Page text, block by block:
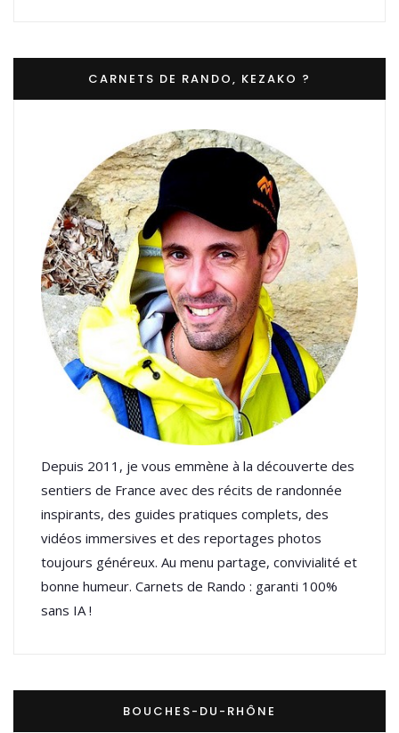
CARNETS DE RANDO, KEZAKO ?
Depuis 2011, je vous emmène à la découverte des
sentiers de France avec des récits de randonnée
inspirants, des guides pratiques complets, des
vidéos immersives et des reportages photos
toujours généreux. Au menu partage, convivialité et
bonne humeur. Carnets de Rando : garanti 100%
sans IA !
BOUCHES-DU-RHÔNE